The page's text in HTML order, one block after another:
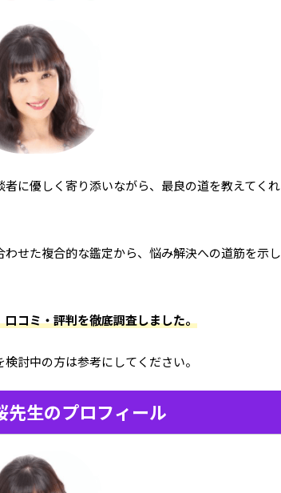
者に優しく寄り添いながら、最良の道を教えてくれ
せた複合的な鑑定から、悩み解決への道筋を示し
コミ・評判を徹底調査しました。
討中の方は参考にしてください。
先生のプロフィール